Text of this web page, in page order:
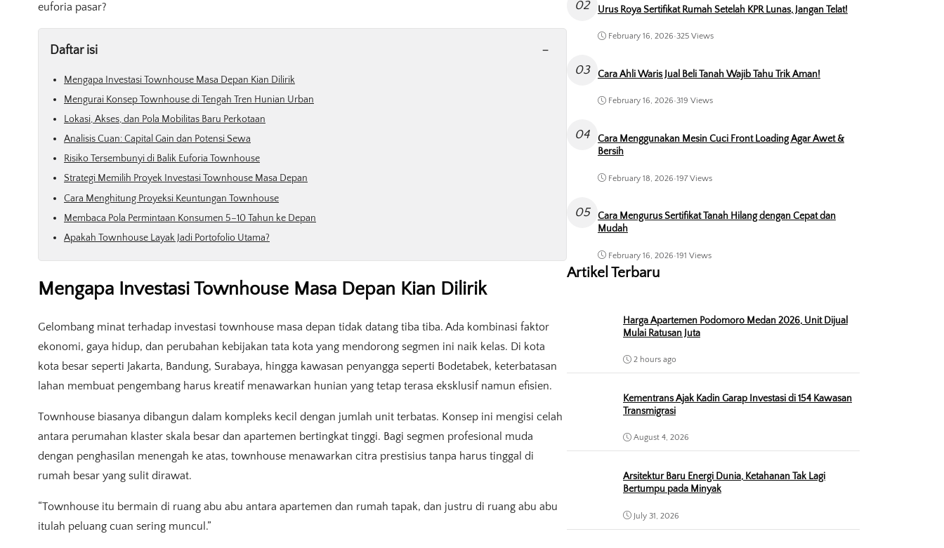
euforia pasar?
Daftar isi -
Mengapa Investasi Townhouse Masa Depan Kian Dilirik
Mengurai Konsep Townhouse di Tengah Tren Hunian Urban
Lokasi, Akses, dan Pola Mobilitas Baru Perkotaan
Analisis Cuan: Capital Gain dan Potensi Sewa
Risiko Tersembunyi di Balik Euforia Townhouse
Strategi Memilih Proyek Investasi Townhouse Masa Depan
Cara Menghitung Proyeksi Keuntungan Townhouse
Membaca Pola Permintaan Konsumen 5–10 Tahun ke Depan
Apakah Townhouse Layak Jadi Portofolio Utama?
Mengapa Investasi Townhouse Masa Depan Kian Dilirik
Gelombang minat terhadap investasi townhouse masa depan tidak datang tiba tiba. Ada kombinasi faktor
ekonomi, gaya hidup, dan perubahan kebijakan tata kota yang mendorong segmen ini naik kelas. Di kota
kota besar seperti Jakarta, Bandung, Surabaya, hingga kawasan penyangga seperti Bodetabek, keterbatasan
lahan membuat pengembang harus kreatif menawarkan hunian yang tetap terasa eksklusif namun efisien.
Townhouse biasanya dibangun dalam kompleks kecil dengan jumlah unit terbatas. Konsep ini mengisi celah
antara perumahan klaster skala besar dan apartemen bertingkat tinggi. Bagi segmen profesional muda
dengan penghasilan menengah ke atas, townhouse menawarkan citra prestisius tanpa harus tinggal di
rumah besar yang sulit dirawat.
“Townhouse itu bermain di ruang abu abu antara apartemen dan rumah tapak, dan justru di ruang abu abu
itulah peluang cuan sering muncul.”
02 Urus Roya Sertifikat Rumah Setelah KPR Lunas, Jangan Telat!
February 16, 2026•325 Views
03 Cara Ahli Waris Jual Beli Tanah Wajib Tahu Trik Aman!
February 16, 2026•319 Views
04
Cara Menggunakan Mesin Cuci Front Loading Agar Awet &
Bersih
February 18, 2026•197 Views
05
Cara Mengurus Sertifikat Tanah Hilang dengan Cepat dan
Mudah
February 16, 2026•191 Views
Artikel Terbaru
Harga Apartemen Podomoro Medan 2026, Unit Dijual
Mulai Ratusan Juta
2 hours ago
Kementrans Ajak Kadin Garap Investasi di 154 Kawasan
Transmigrasi
August 4, 2026
Arsitektur Baru Energi Dunia, Ketahanan Tak Lagi
Bertumpu pada Minyak
July 31, 2026